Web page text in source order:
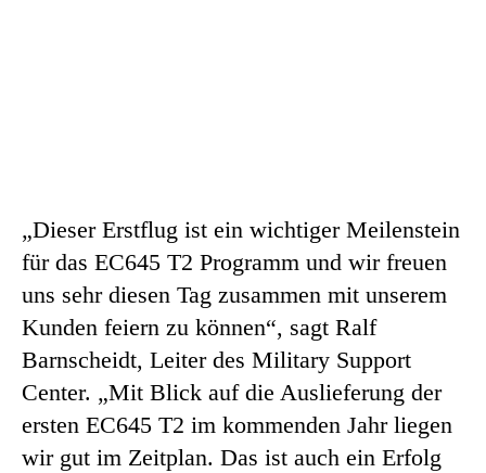
„Dieser Erstflug ist ein wichtiger Meilenstein
für das EC645 T2 Programm und wir freuen
uns sehr diesen Tag zusammen mit unserem
Kunden feiern zu können“, sagt Ralf
Barnscheidt, Leiter des Military Support
Center. „Mit Blick auf die Auslieferung der
ersten EC645 T2 im kommenden Jahr liegen
wir gut im Zeitplan. Das ist auch ein Erfolg